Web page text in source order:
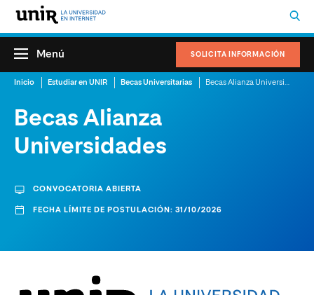
SOLICITA INFORMACIÓN
Menú
Inicio Estudiar en UNIR Becas Universitarias
Becas Alianza
Universidades
CONVOCATORIA ABIERTA
FECHA LÍMITE DE POSTULACIÓN: 31/10/2026